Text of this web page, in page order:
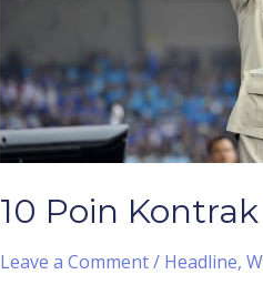
10 Poin
Leave a Comment/ Headline,